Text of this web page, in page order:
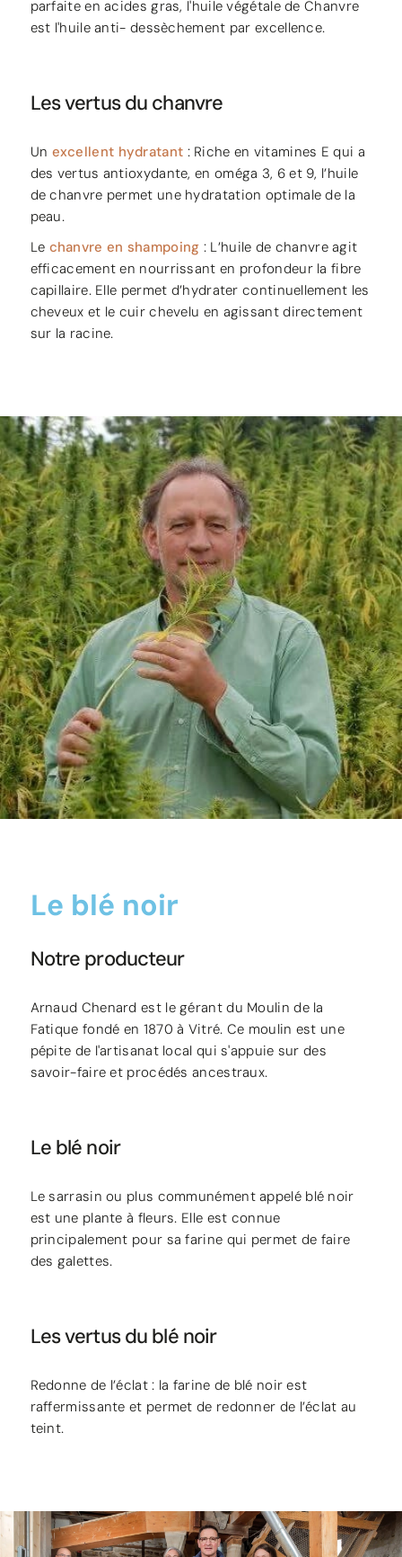
parfaite en acides gras, l'huile végétale de Chanvre
est l'huile anti- dessèchement par excellence.
Les vertus du chanvre
Un excellent hydratant : Riche en vitamines E qui a
des vertus antioxydante, en oméga 3, 6 et 9, l’huile
de chanvre permet une hydratation optimale de la
peau.
Le chanvre en shampoing : L’huile de chanvre agit
efficacement en nourrissant en profondeur la fibre
capillaire. Elle permet d’hydrater continuellement les
cheveux et le cuir chevelu en agissant directement
sur la racine.
Le blé noir
Notre producteur
Arnaud Chenard est le gérant du Moulin de la
Fatique fondé en 1870 à Vitré. Ce moulin est une
pépite de l'artisanat local qui s'appuie sur des
savoir-faire et procédés ancestraux.
Le blé noir
Le sarrasin ou plus communément appelé blé noir
est une plante à fleurs. Elle est connue
principalement pour sa farine qui permet de faire
des galettes.
Les vertus du blé noir
Redonne de l’éclat : la farine de blé noir est
raffermissante et permet de redonner de l’éclat au
teint.